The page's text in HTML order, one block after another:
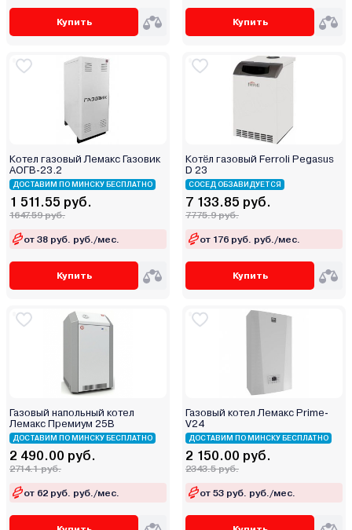
Купить Купить
Котел газовый Лемакс Газовик
АОГВ-23.2
ДОСТАВИМ ПО МИНСКУ БЕСПЛАТНО
1 511.55 руб.
1647.59 руб.
от 38 руб. руб./мес.
Купить
Котёл газовый Ferroli Pegasus
D 23
СОСЕД ОБЗАВИДУЕТСЯ
7 133.85 руб.
7775.9 руб.
от 176 руб. руб./мес.
Купить
Газовый напольный котел
Лемакс Премиум 25В
ДОСТАВИМ ПО МИНСКУ БЕСПЛАТНО
2 490.00 руб.
2714.1 руб.
от 62 руб. руб./мес.
Газовый котел Лемакс Prime-
V24
ДОСТАВИМ ПО МИНСКУ БЕСПЛАТНО
2 150.00 руб.
2343.5 руб.
от 53 руб. руб./мес.